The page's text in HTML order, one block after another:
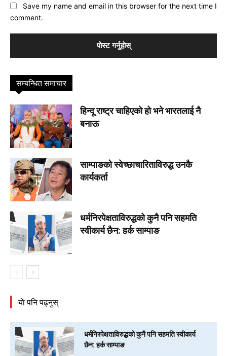
Save my name and email in this browser for the next time I
comment.
सम्बन्धित समाचार
हिन्दू राष्ट्र चाहिएको हो भने भारतलाई नै
बनाऊ
साम्पाङको स्वेच्छाचारिताविरुद्ध उनकै
कार्यकर्ता
धर्मनिरपेक्षताविरुद्धको कुनै पनि सहमति
स्वीकार्य छैन: हर्क साम्पाङ
याे पनि पढ्नुस्
धर्मनिरपेक्षताविरुद्धको कुनै पनि सहमति स्वीकार्य
छैन: हर्क साम्पाङ